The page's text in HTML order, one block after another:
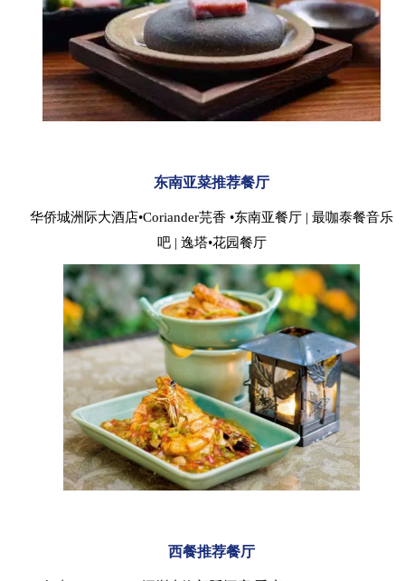
东南亚菜推荐餐厅
华侨城洲际大酒店•Coriander芫香 •东南亚餐厅 | 最咖泰餐音乐
吧 | 逸塔•花园餐厅
西餐推荐餐厅